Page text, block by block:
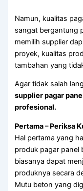
Namun, kualitas
sangat bergantung
memilih supplier
proyek, kualitas
tambahan yang
Agar tidak salah
supplier pagar
profesional.
Pertama – Periksa
Hal pertama yang
produk pagar panel
biasanya dapat
produknya secara
Mutu beton yang